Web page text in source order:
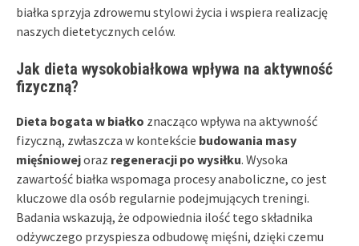
białka sprzyja zdrowemu stylowi życia i wspiera realizację
naszych dietetycznych celów.
Jak dieta wysokobiałkowa wpływa na aktywność
fizyczną?
Dieta bogata w białko znacząco wpływa na aktywność
fizyczną, zwłaszcza w kontekście budowania masy
mięśniowejoraz regeneracji po wysiłku. Wysoka
zawartość białka wspomaga procesy anaboliczne, co jest
kluczowe dla osób regularnie podejmujących treningi.
Badania wskazują, że odpowiednia ilość tego składnika
odżywczego przyspiesza odbudowę mięśni, dzięki czemu